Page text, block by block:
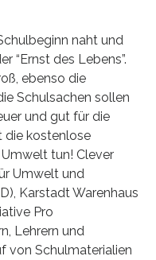
naht und
“Ernst des Lebens”.
ebenso die
Schulsachen sollen
und gut für die
die kostenlose
tun! Clever
Umwelt und
Karstadt Warenhaus
Pro
Lehrern und
von Schulmaterialien